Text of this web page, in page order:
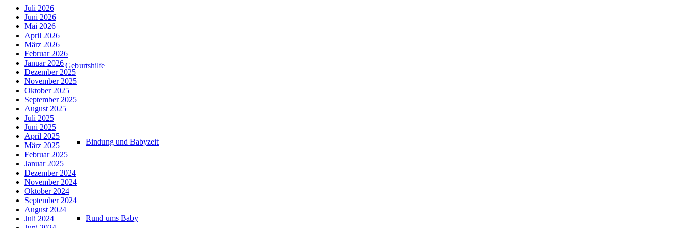
Geburtshilfe
Bindung und Babyzeit
Rund ums Baby
Juli 2026
Juni 2026
Mai 2026
April 2026
März 2026
Februar 2026
Januar 2026
Dezember 2025
November 2025
Oktober 2025
September 2025
August 2025
Juli 2025
Juni 2025
April 2025
März 2025
Februar 2025
Januar 2025
Dezember 2024
November 2024
Oktober 2024
September 2024
August 2024
Juli 2024